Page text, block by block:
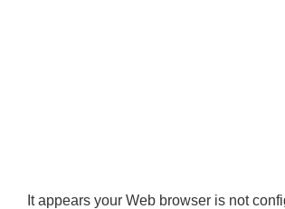
It appears your Web browser is not